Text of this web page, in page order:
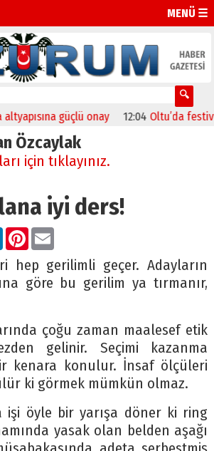
MENÜ ☰
güçlü onay 12:04 Oltu’da festival
Özcaylak
için tıklayınız.
iyi ders!
LinkedIn
Pinterest
Email
hep gerilimli geçer. Adayların
göre bu gerilim ya tırmanır,
çoğu zaman maalesef etik
gelinir. Seçimi kazanma
kenara konulur. İnsaf ölçüleri
ki görmek mümkün olmaz.
işi öyle bir yarışa döner ki ring
yasak olan belden aşağı